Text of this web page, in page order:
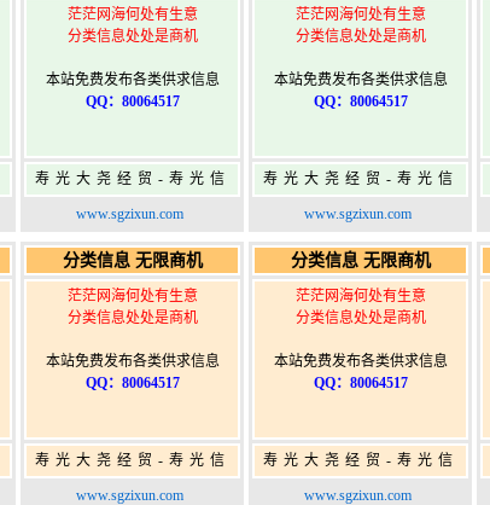
茫茫网海何处有生意
分类信息处处是商机
本站免费发布各类供求信息
QQ：80064517
寿光大尧经贸-寿光信
息网-免费信息发布网-
www.sgzixun.com
茫茫网海何处有生意
分类信息处处是商机
本站免费发布各类供求信息
QQ：80064517
寿光大尧经贸-寿光信
息网-免费信息发布网-
www.sgzixun.com
分类信息 无限商机
茫茫网海何处有生意
分类信息处处是商机
本站免费发布各类供求信息
QQ：80064517
寿光大尧经贸-寿光信
息网-免费信息发布网-
www.sgzixun.com
分类信息 无限商机
茫茫网海何处有生意
分类信息处处是商机
本站免费发布各类供求信息
QQ：80064517
寿光大尧经贸-寿光信
息网-免费信息发布网-
www.sgzixun.com